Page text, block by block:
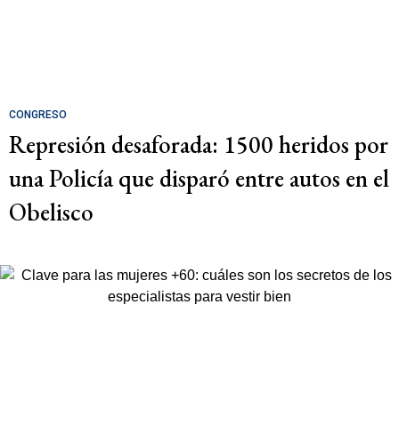
CONGRESO
Represión desaforada: 1500 heridos por
una Policía que disparó entre autos en el
Obelisco